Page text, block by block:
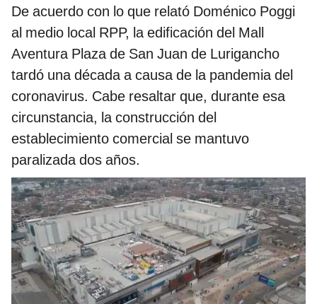
De acuerdo con lo que relató Doménico Poggi
al medio local RPP, la edificación del Mall
Aventura Plaza de San Juan de Lurigancho
tardó una década a causa de la pandemia del
coronavirus. Cabe resaltar que, durante esa
circunstancia, la construcción del
establecimiento comercial se mantuvo
paralizada dos años.